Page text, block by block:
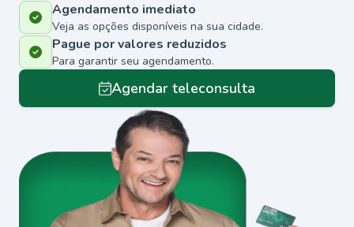
Agendamento imediato
Veja as opções disponíveis na sua cidade.
Pague por valores reduzidos
Para garantir seu agendamento.
Agendar teleconsulta